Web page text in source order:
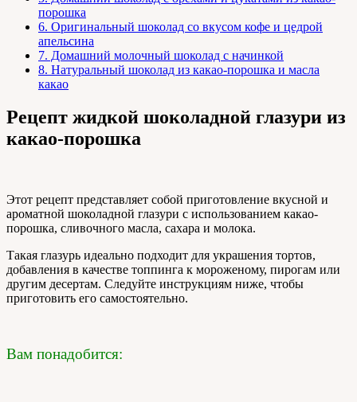
порошка
6. Оригинальный шоколад со вкусом кофе и цедрой
апельсина
7. Домашний молочный шоколад с начинкой
8. Натуральный шоколад из какао-порошка и масла
какао
Рецепт жидкой шоколадной глазури из
какао-порошка
Этот рецепт представляет собой приготовление вкусной и
ароматной шоколадной глазури с использованием какао-
порошка, сливочного масла, сахара и молока.
Такая глазурь идеально подходит для украшения тортов,
добавления в качестве топпинга к мороженому, пирогам или
другим десертам. Следуйте инструкциям ниже, чтобы
приготовить его самостоятельно.
Вам понадобится: